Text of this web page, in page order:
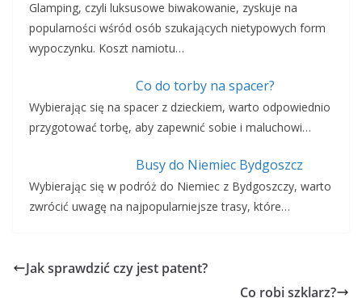
Glamping, czyli luksusowe biwakowanie, zyskuje na
popularności wśród osób szukających nietypowych form
wypoczynku. Koszt namiotu…
Co do torby na spacer?
Wybierając się na spacer z dzieckiem, warto odpowiednio
przygotować torbę, aby zapewnić sobie i maluchowi…
Busy do Niemiec Bydgoszcz
Wybierając się w podróż do Niemiec z Bydgoszczy, warto
zwrócić uwagę na najpopularniejsze trasy, które…
Jak sprawdzić czy jest patent?
Co robi szklarz?